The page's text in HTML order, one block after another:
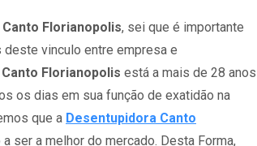
Florianopolis, sei que é importante
vinculo entre empresa e
Florianopolis está a mais de 28 anos
os dias em sua função de exatidão na
que a Desentupidora Canto
ser a melhor do mercado. Desta Forma,